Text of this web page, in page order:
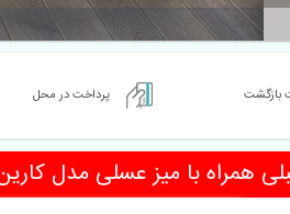
پرداخت در محل
همراه با میز عسلی مدل